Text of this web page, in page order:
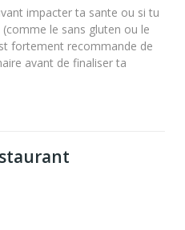
impacter ta sante ou si tu
le sans gluten ou le
fortement recommande de
avant de finaliser ta